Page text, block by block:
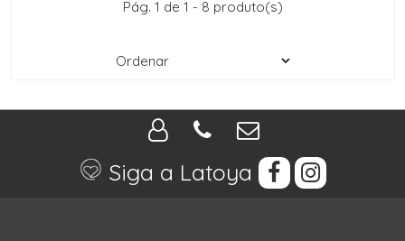
Pág. 1 de 1 - 8 produto(s)
Siga a Latoya